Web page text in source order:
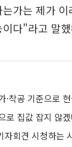
가는 제가
다"라고 말
자회견 시청하는